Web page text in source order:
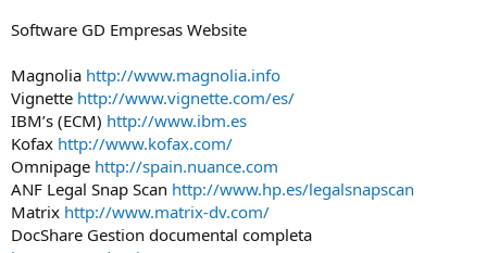
Software GD Empresas Website
Magnolia http://www.magnolia.info
Vignette http://www.vignette.com/es/
IBM’s (ECM) http://www.ibm.es
Kofax http://www.kofax.com/
Omnipage http://spain.nuance.com
ANF Legal Snap Scan http://www.hp.es/legalsnapscan
Matrix http://www.matrix-dv.com/
DocShare Gestion documental completa